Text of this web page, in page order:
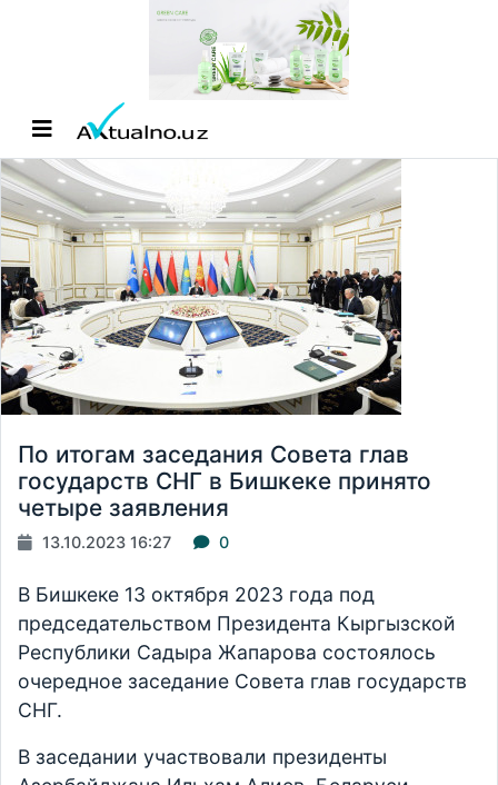
По итогам заседания Совета глав
государств СНГ в Бишкеке принято
четыре заявления
13.10.2023 16:27 0
В Бишкеке 13 октября 2023 года под
председательством Президента Кыргызской
Республики Садыра Жапарова состоялось
очередное заседание Совета глав государств
СНГ.
В заседании участвовали президенты